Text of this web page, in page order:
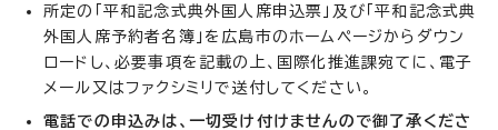
所定の「平和記念式典外国人席申込票」及び「平和記念式典
外国人席予約者名簿」を広島市のホームページからダウン
ロードし、必要事項を記載の上、国際化推進課宛てに、電子
メール又はファクシミリで送付してください。
電話での申込みは、一切受け付けませんので御了承くださ